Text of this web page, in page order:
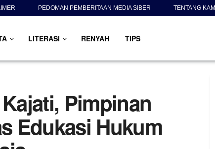
PEDOMAN PEMBERITAAN MEDIA SIBER TENTANG KAMI
LITERASI RENYAH TIPS
Pimpinan
Edukasi Hukum